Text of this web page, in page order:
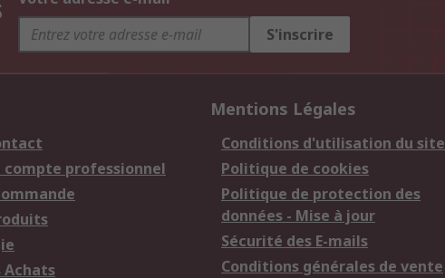
S'inscrire
compte professionnel
Achats
Mentions Légales
Conditions d'utilisation du site
Politique de cookies
Politique de protection des
données - Mise à jour
Sécurité des E-mails
Conditions générales de vente